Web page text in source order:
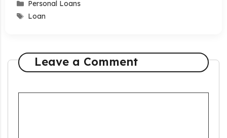
Categories
Personal Loans
Tags
Loan
Leave a Comment